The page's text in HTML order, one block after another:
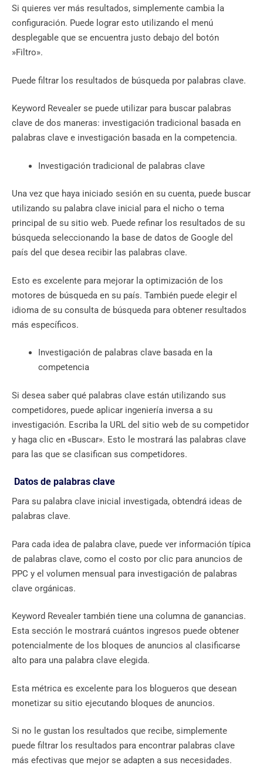
Si quieres ver más resultados, simplemente cambia la
configuración. Puede lograr esto utilizando el menú
desplegable que se encuentra justo debajo del botón
»Filtro».
Puede filtrar los resultados de búsqueda por palabras clave.
Keyword Revealer se puede utilizar para buscar palabras
clave de dos maneras: investigación tradicional basada en
palabras clave e investigación basada en la competencia.
Investigación tradicional de palabras clave
Una vez que haya iniciado sesión en su cuenta, puede buscar
utilizando su palabra clave inicial para el nicho o tema
principal de su sitio web. Puede refinar los resultados de su
búsqueda seleccionando la base de datos de Google del
país del que desea recibir las palabras clave.
Esto es excelente para mejorar la optimización de los
motores de búsqueda en su país. También puede elegir el
idioma de su consulta de búsqueda para obtener resultados
más específicos.
Investigación de palabras clave basada en la
competencia
Si desea saber qué palabras clave están utilizando sus
competidores, puede aplicar ingeniería inversa a su
investigación. Escriba la URL del sitio web de su competidor
y haga clic en «Buscar». Esto le mostrará las palabras clave
para las que se clasifican sus competidores.
Datos de palabras clave
Para su palabra clave inicial investigada, obtendrá ideas de
palabras clave.
Para cada idea de palabra clave, puede ver información típica
de palabras clave, como el costo por clic para anuncios de
PPC y el volumen mensual para investigación de palabras
clave orgánicas.
Keyword Revealer también tiene una columna de ganancias.
Esta sección le mostrará cuántos ingresos puede obtener
potencialmente de los bloques de anuncios al clasificarse
alto para una palabra clave elegida.
Esta métrica es excelente para los blogueros que desean
monetizar su sitio ejecutando bloques de anuncios.
Si no le gustan los resultados que recibe, simplemente
puede filtrar los resultados para encontrar palabras clave
más efectivas que mejor se adapten a sus necesidades.